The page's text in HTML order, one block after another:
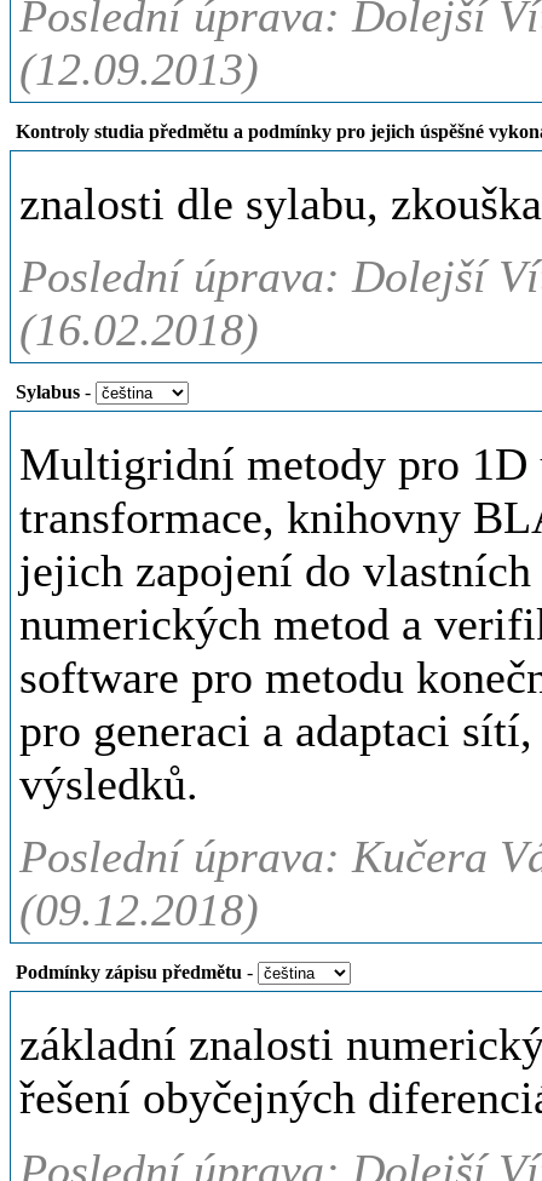
Poslední úprava: Dolejší
(12.09.2013)
Kontroly studia předmětu a podmínky pro jejich úspěšné
znalosti dle sylabu,
Poslední úprava: Dolejší
(16.02.2018)
Sylabus -
Multigridní metody pro 1D
transformace, knihovny
jejich zapojení do
numerických metod a
software pro metodu
pro generaci a adaptaci
výsledků.
Poslední úprava: Kučera
(09.12.2018)
Podmínky zápisu předmětu -
základní znalosti
řešení obyčejných
Poslední úprava: Dolejší